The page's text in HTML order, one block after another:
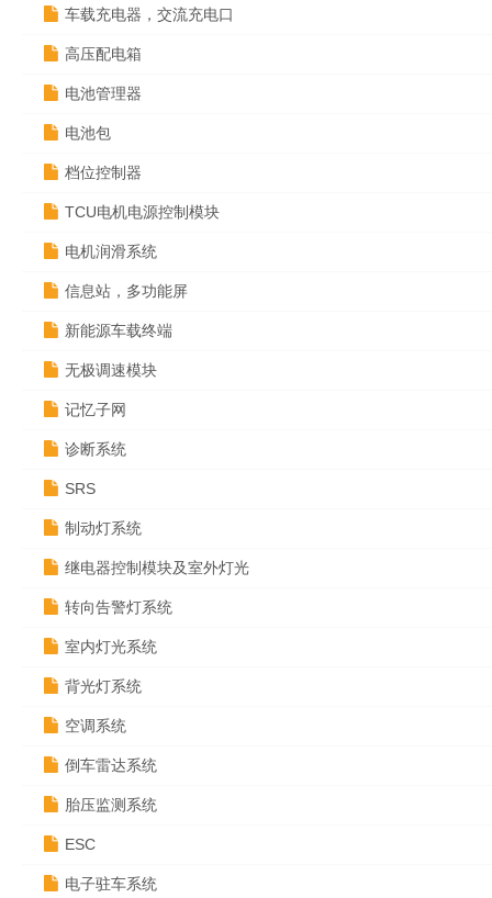
车载充电器，交流充电口
高压配电箱
电池管理器
电池包
档位控制器
TCU电机电源控制模块
电机润滑系统
信息站，多功能屏
新能源车载终端
无极调速模块
记忆子网
诊断系统
SRS
制动灯系统
继电器控制模块及室外灯光
转向告警灯系统
室内灯光系统
背光灯系统
空调系统
倒车雷达系统
胎压监测系统
ESC
电子驻车系统